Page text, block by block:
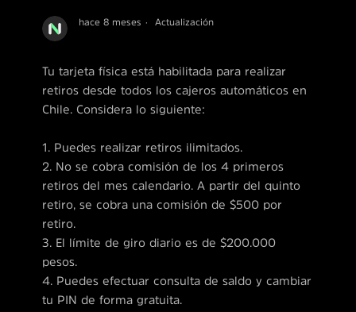
hace 8 meses Actualización
Tu tarjeta física está habilitada para realizar
retiros desde todos los cajeros automáticos en
Chile. Considera lo siguiente:
1. Puedes realizar retiros ilimitados.
2. No se cobra comisión de los 4 primeros
retiros del mes calendario. A partir del quinto
retiro, se cobra una comisión de $500 por
retiro.
3. El límite de giro diario es de $200.000
pesos.
4. Puedes efectuar consulta de saldo y cambiar
tu PIN de forma gratuita.